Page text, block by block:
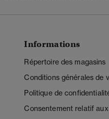
Informations
Répertoire des magasins
Conditions générales de
Politique de
Consentement relatif